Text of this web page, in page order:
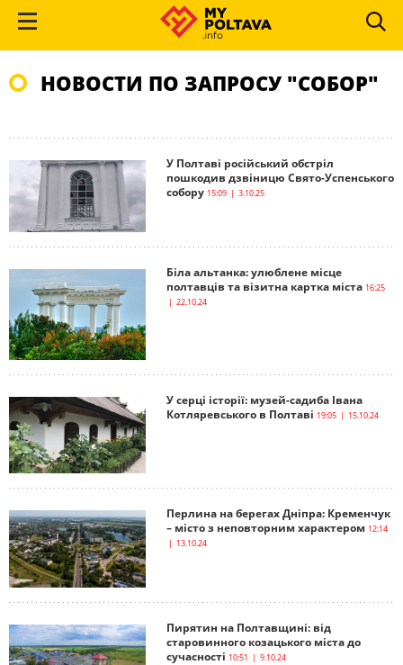
НОВОСТИ ПО ЗАПРОСУ "СОБОР"
У Полтаві російський обстріл
пошкодив дзвіницю Свято-Успенського
собору 15:09 | 3.10.25
Біла альтанка: улюблене місце
полтавців та візитна картка міста 16:25
| 22.10.24
У серці історії: музей-садиба Івана
Котляревського в Полтаві 19:05 | 15.10.24
Перлина на берегах Дніпра: Кременчук
– місто з неповторним характером 12:14
| 13.10.24
Пирятин на Полтавщині: від
старовинного козацького міста до
сучасності 10:51 | 9.10.24